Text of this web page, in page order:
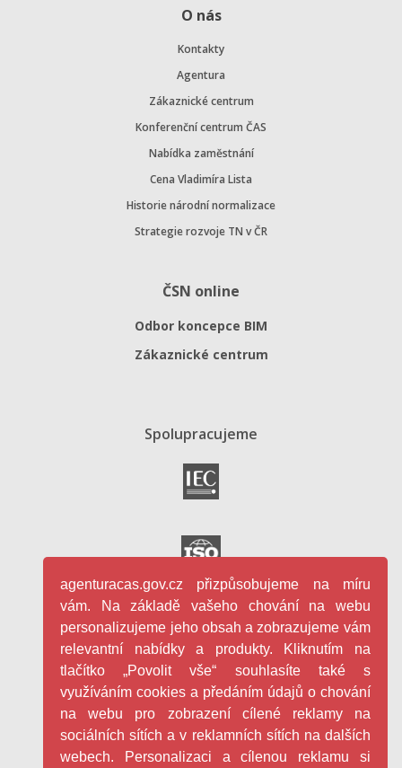
O nás
Kontakty
Agentura
Zákaznické centrum
Konferenční centrum ČAS
Nabídka zaměstnání
Cena Vladimíra Lista
Historie národní normalizace
Strategie rozvoje TN v ČR
ČSN online
Odbor koncepce BIM
Zákaznické centrum
Spolupracujeme
agenturacas.gov.cz přizpůsobujeme na míru
vám. Na základě vašeho chování na webu
personalizujeme jeho obsah a zobrazujeme vám
relevantní nabídky a produkty. Kliknutím na
tlačítko „Povolit vše“ souhlasíte také s
využíváním cookies a předáním údajů o chování
na webu pro zobrazení cílené reklamy na
sociálních sítích a v reklamních sítích na dalších
webech. Personalizaci a cílenou reklamu si